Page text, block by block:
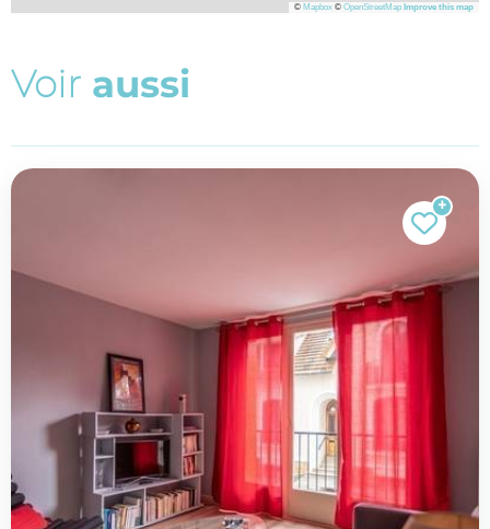
© Mapbox © OpenStreetMap Improve this map
Voir aussi